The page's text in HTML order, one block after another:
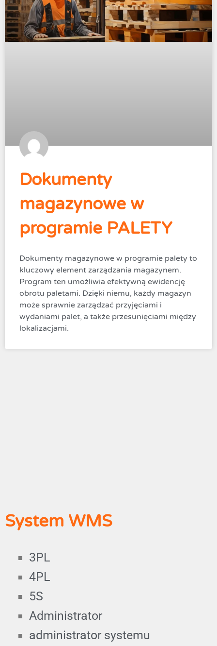
Dokumenty
magazynowe w
programie PALETY
Dokumenty magazynowe w programie palety to
kluczowy element zarządzania magazynem.
Program ten umożliwia efektywną ewidencję
obrotu paletami. Dzięki niemu, każdy magazyn
może sprawnie zarządzać przyjęciami i
wydaniami palet, a także przesunięciami między
lokalizacjami.
System WMS
3PL
4PL
5S
Administrator
administrator systemu